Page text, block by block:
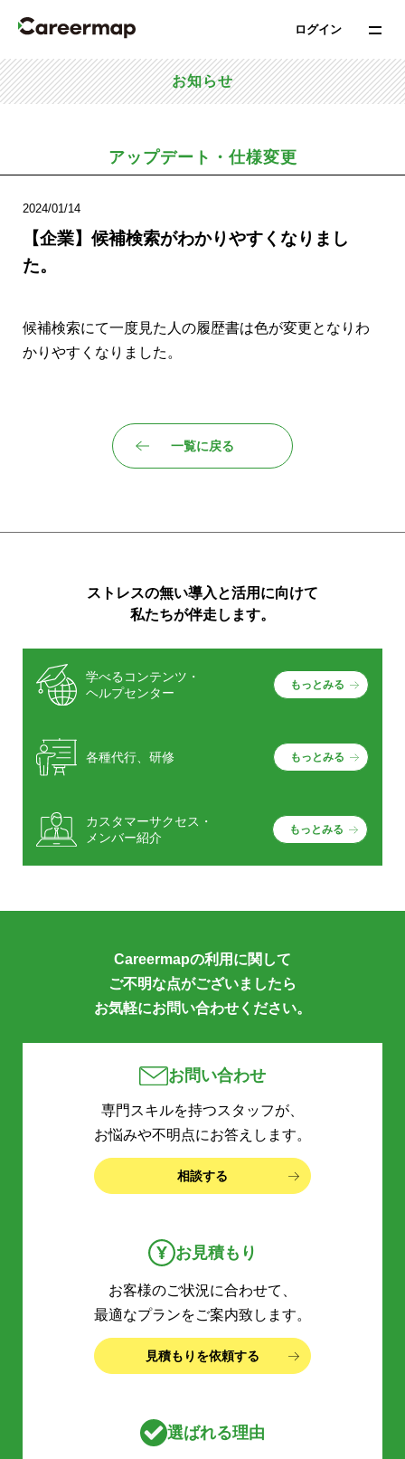
ログイン
お知らせ
アップデート・仕様変更
2024/01/14
【企業】候補検索がわかりやすくなりまし
た。
候補検索にて一度見た人の履歴書は色が変更となりわ
かりやすくなりました。
一覧に戻る
ストレスの無い導入と活用に向けて
私たちが伴走します。
学べるコンテンツ・
ヘルプセンター
もっとみる
各種代行、研修 もっとみる
カスタマーサクセス・
メンバー紹介
もっとみる
Careermapの利用に関して
ご不明な点がございましたら
お気軽にお問い合わせください。
お問い合わせ
専門スキルを持つスタッフが、
お悩みや不明点にお答えします。
相談する
お見積もり
お客様のご状況に合わせて、
最適なプランをご案内致します。
見積もりを依頼する
選ばれる理由